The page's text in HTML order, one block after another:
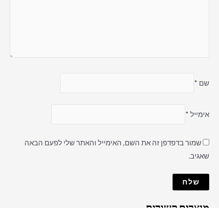
שם *
אימייל *
שמור בדפדפן זה את השם, האימייל והאתר שלי לפעם הבאה
שאגיב.